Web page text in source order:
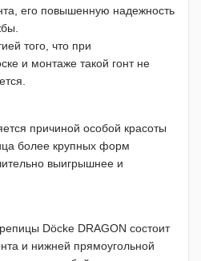
его повышенную надежность
того, что при
и монтаже такой гонт не
причиной особой красоты
более крупных форм
выигрышнее и
Döcke DRAGON состоит
и нижней прямоугольной